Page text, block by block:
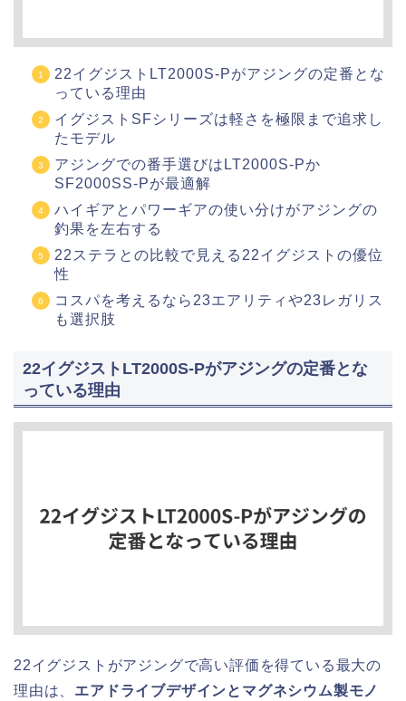
22イグジストLT2000S-Pがアジングの定番とな
っている理由
イグジストSFシリーズは軽さを極限まで追求し
たモデル
アジングでの番手選びはLT2000S-Pか
SF2000SS-Pが最適解
ハイギアとパワーギアの使い分けがアジングの
釣果を左右する
22ステラとの比較で見える22イグジストの優位
性
コスパを考えるなら23エアリティや23レガリス
も選択肢
22イグジストLT2000S-Pがアジングの定番とな
っている理由
22イグジストがアジングで高い評価を得ている最大の
理由は、 エアドライブデザインとマグネシウム製モノ